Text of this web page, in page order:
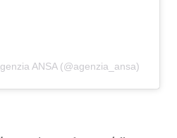
ANSA (@agenzia_ansa)